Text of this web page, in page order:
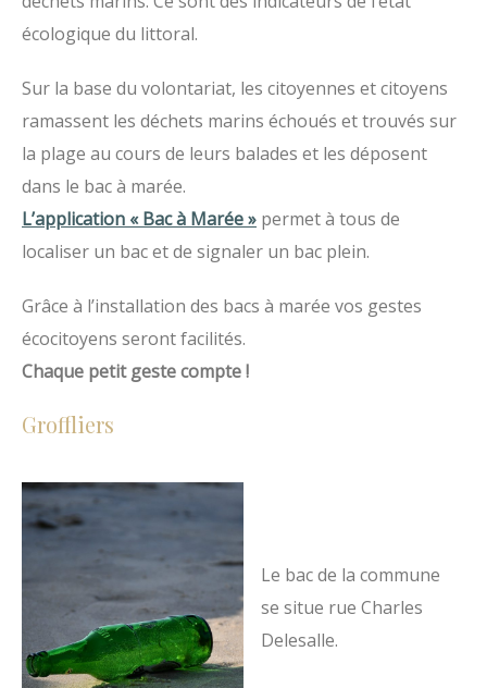
écologique du littoral.
Sur la base du volontariat, les citoyennes et citoyens
ramassent les déchets marins échoués et trouvés sur
la plage au cours de leurs balades et les déposent
dans le bac à marée.
L’application « Bac à Marée » permet à tous de
localiser un bac et de signaler un bac plein.
Grâce à l’installation des bacs à marée vos gestes
écocitoyens seront facilités.
Chaque petit geste compte !
Groffliers
Le bac de la commune
se situe rue Charles
Delesalle.